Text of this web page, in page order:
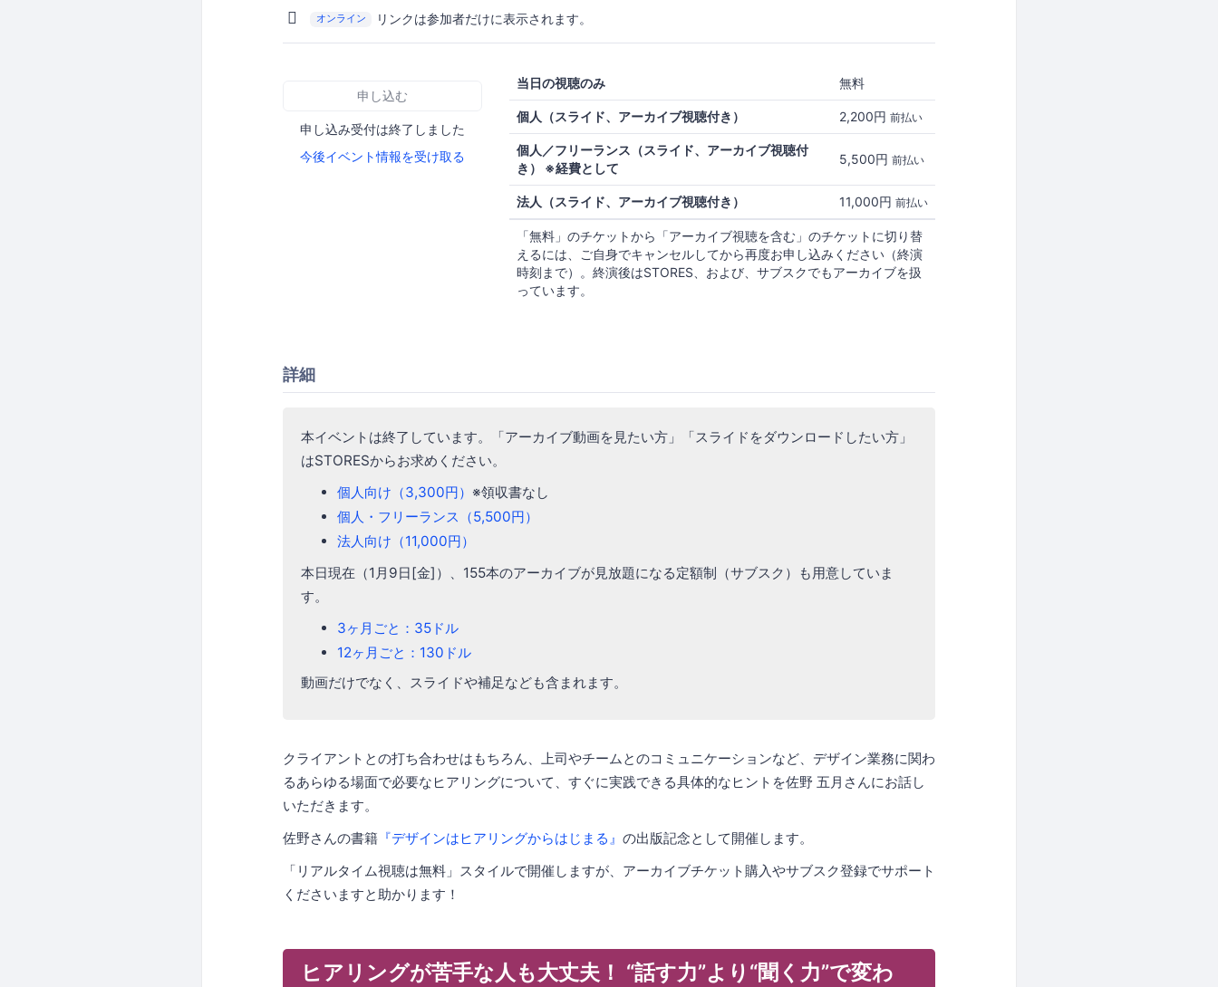
オンライン リンクは参加者だけに表示されます。
申し込む
申し込み受付は終了しました
今後イベント情報を受け取る
当日の視聴のみ 無料
個人（スライド、アーカイブ視聴付き） 2,200円 前払い
個人／フリーランス（スライド、アーカイブ視聴付
き） ※経費として
5,500円 前払い
法人（スライド、アーカイブ視聴付き） 11,000円 前払い
「無料」のチケットから「アーカイブ視聴を含む」のチケットに切り替
えるには、ご自身でキャンセルしてから再度お申し込みください（終演
時刻まで）。終演後はSTORES、および、サブスクでもアーカイブを扱
っています。
詳細
本イベントは終了しています。「アーカイブ動画を見たい方」「スライドをダウンロードしたい方」
はSTORESからお求めください。
個人向け（3,300円） ※領収書なし
個人・フリーランス（5,500円）
法人向け（11,000円）
本日現在（1月9日[金]）、155本のアーカイブが見放題になる定額制（サブスク）も用意していま
す。
3ヶ月ごと：35ドル
12ヶ月ごと：130ドル
動画だけでなく、スライドや補足なども含まれます。
クライアントとの打ち合わせはもちろん、上司やチームとのコミュニケーションなど、デザイン業務に関わ
るあらゆる場面で必要なヒアリングについて、すぐに実践できる具体的なヒントを佐野 五月さんにお話し
いただきます。
佐野さんの書籍 『デザインはヒアリングからはじまる』 の出版記念として開催します。
「リアルタイム視聴は無料」スタイルで開催しますが、アーカイブチケット購入やサブスク登録でサポート
くださいますと助かります！
ヒアリングが苦手な人も大丈夫！ “話す力”より“聞く力”で変わ